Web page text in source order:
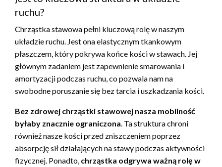
ruchu?
Chrząstka stawowa pełni kluczową rolę w naszym
układzie ruchu. Jest ona elastycznym tkankowym
płaszczem, który pokrywa końce kości w stawach. Jej
głównym zadaniem jest zapewnienie smarowania i
amortyzacji podczas ruchu, co pozwala nam na
swobodne poruszanie się bez tarcia i uszkadzania kości.
Bez zdrowej chrząstki stawowej nasza mobilność
byłaby znacznie ograniczona. Ta struktura chroni
również nasze kości przed zniszczeniem poprzez
absorpcję sił działających na stawy podczas aktywności
fizycznej. Ponadto, chrząstka odgrywa ważną rolę w